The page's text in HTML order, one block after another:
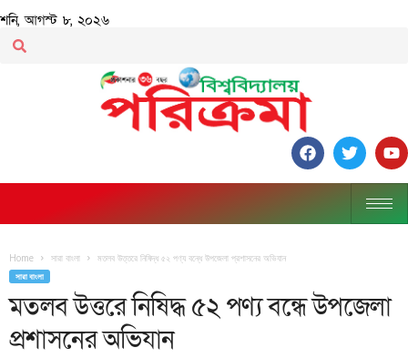
শনি, আগস্ট ৮, ২০২৬
Home সারা বাংলা মতলব উত্তরে নিষিদ্ধ ৫২ পণ্য বন্ধে উপজেলা প্রশাসনের অভিযান
সারা বাংলা
মতলব উত্তরে নিষিদ্ধ ৫২ পণ্য বন্ধে উপজেলা
প্রশাসনের অভিযান